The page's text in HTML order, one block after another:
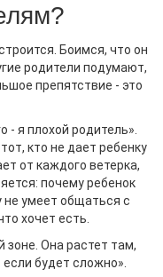
Боимся, что он
родители подумают,
препятствие - это
- я плохой родитель».
кто не дает ребенку
от каждого ветерка,
почему ребенок
не умеет общаться с
хочет есть.
зоне. Она растет там,
будет сложно».